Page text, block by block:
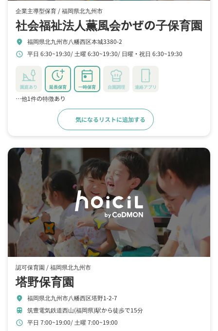
企業主導型保育 /福岡県北九州市
社会福祉法人薫風会かぜの子保育園
location_on 福岡県北九州市八幡西区本城3380-2
schedule 平日 6:30~19:30 土曜 6:30~19:30 日曜・祝日 6:30~19:30
園庭あり 延長保育 一時保育 自園調理 連絡アプリ
…他1件の特徴あり
気になるリストに追加する
認可保育園 /福岡県北九州市
塔野保育園
location_on 福岡県北九州市八幡西区塔野1-2-7
train 筑豊電気鉄道西山(福岡県)駅から徒歩で15分
schedule 平日 7:00~19:00 土曜 7:00~19:00